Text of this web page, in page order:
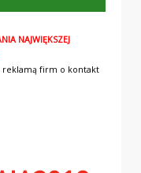
NAJWIĘKSZEJ
reklamą firm o kontakt